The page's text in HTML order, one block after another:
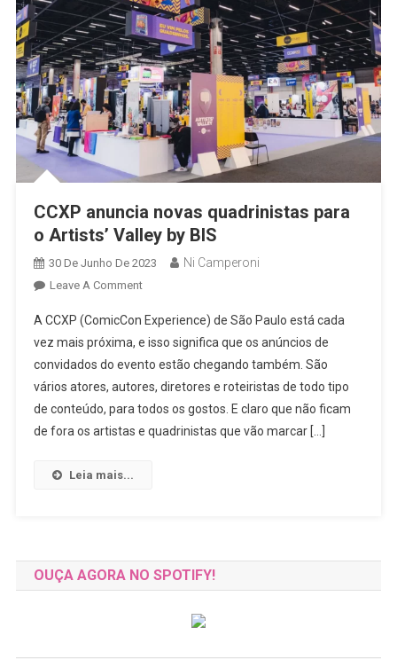
CCXP anuncia novas quadrinistas para
o Artists’ Valley by BIS
30 De Junho De 2023 Ni Camperoni
Leave A CommentOn
Anuncia
Novas
Quadrinistas
Para
O
Artists’
A CCXP (ComicCon Experience) de São Paulo está cada
vez mais próxima, e isso significa que os anúncios de
convidados do evento estão chegando também. São
vários atores, autores, diretores e roteiristas de todo tipo
de conteúdo, para todos os gostos. E claro que não ficam
de fora os artistas e quadrinistas que vão marcar […]
Leia mais...
OUÇA AGORA NO SPOTIFY!